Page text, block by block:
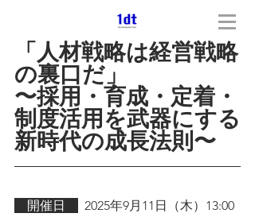
「人材戦略は経営戦略
の裏口だ」
〜採用・育成・定着・
制度活用を武器にする
新時代の成長法則〜
開催日
2025年9月11日（木）13:00